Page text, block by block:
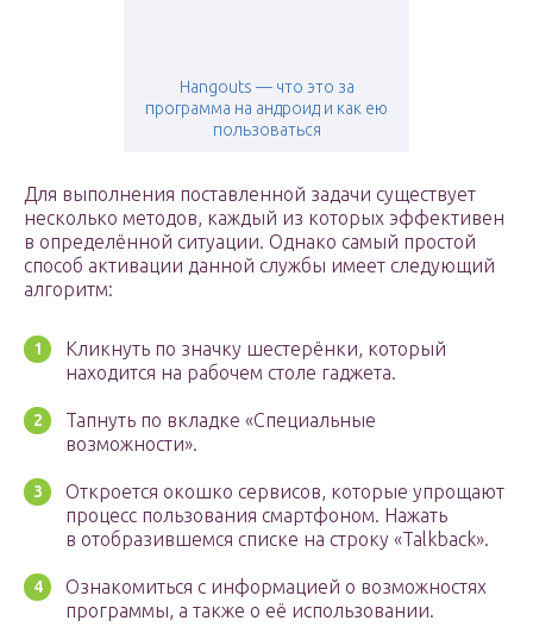
Hangouts — что это за
программа на андроид и как ею
пользоваться
Для выполнения поставленной задачи существует
несколько методов, каждый из которых эффективен
в определённой ситуации. Однако самый простой
способ активации данной службы имеет следующий
алгоритм:
Кликнуть по значку шестерёнки, который
находится на рабочем столе гаджета.
Тапнуть по вкладке «Специальные
возможности».
Откроется окошко сервисов, которые упрощают
процесс пользования смартфоном. Нажать
в отобразившемся списке на строку «Talkback».
Ознакомиться с информацией о возможностях
программы, а также о её использовании.